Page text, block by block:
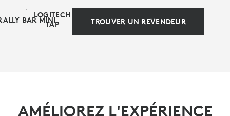
BAR MINI
LOGITECH
TAP
INFORMATIQUE
TROUVER UN REVENDEUR
LES APPAREILS
AMÉLIOREZ L'EXPÉRIENCE